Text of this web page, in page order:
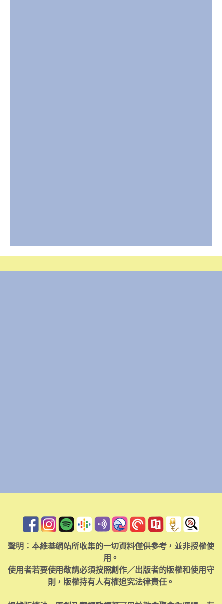
聲明：本維基網站所收集的一切資料僅供參考，並非授權使
用。
使用者若要使用敬請必須按照創作／出版者的版權和使用守
則，版權持有人有權追究法律責任。